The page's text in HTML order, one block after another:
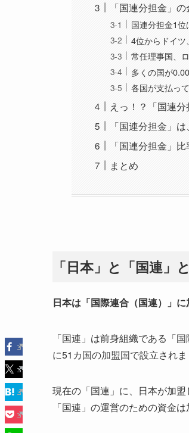
「国連分担金」
国連分担金1位
4位からドイ
常任理事国、
多くの国が
各国が支払っ
えっ！？「国連
「国連分担金」
「国連分担金」
まとめ
「日本」と「国連」
日本は「国際連合（国連）」に
「国連」は前身組織である「
に51カ国の加盟国で設立されま
現在の「国連」に、日本が加
「国連」の運営のための資金